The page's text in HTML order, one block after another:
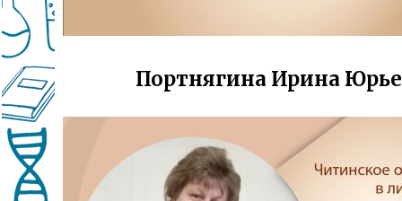
Портнягина Ирина